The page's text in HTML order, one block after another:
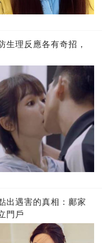
生理反應各有奇招，
出遇害的真相：鄺家
門戶